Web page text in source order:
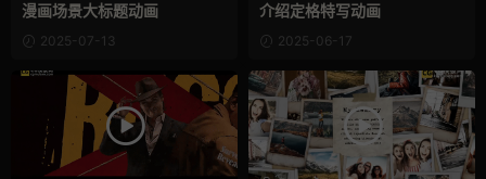
漫画场景大标题动画
2025-07-13
介绍定格特写动画
2025-06-17